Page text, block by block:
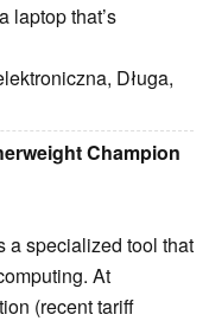
laptop that’s
Długa,
Champion
a specialized tool that
At
(recent tariff